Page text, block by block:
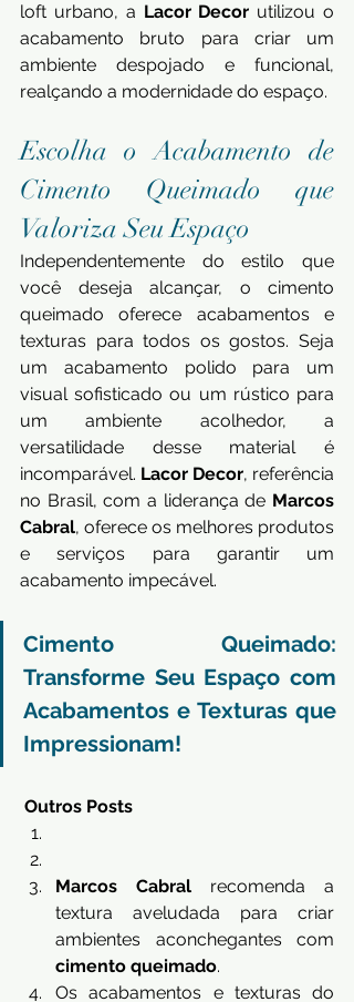
loft urbano, a Lacor Decor utilizou o
acabamento bruto para criar um
ambiente despojado e funcional,
realçando a modernidade do espaço.
Escolha o Acabamento de
Cimento Queimado que
Valoriza Seu Espaço
Independentemente do estilo que
você deseja alcançar, o cimento
queimado oferece acabamentos e
texturas para todos os gostos. Seja
um acabamento polido para um
visual sofisticado ou um rústico para
um ambiente acolhedor, a
versatilidade desse material é
incomparável. Lacor Decor, referência
no Brasil, com a liderança de Marcos
Cabral, oferece os melhores produtos
e serviços para garantir um
acabamento impecável.
Cimento Queimado:
Transforme Seu Espaço com
Acabamentos e Texturas que
Impressionam!
Outros Posts
Marcos Cabral recomenda a
textura aveludada para criar
cimento queimado.